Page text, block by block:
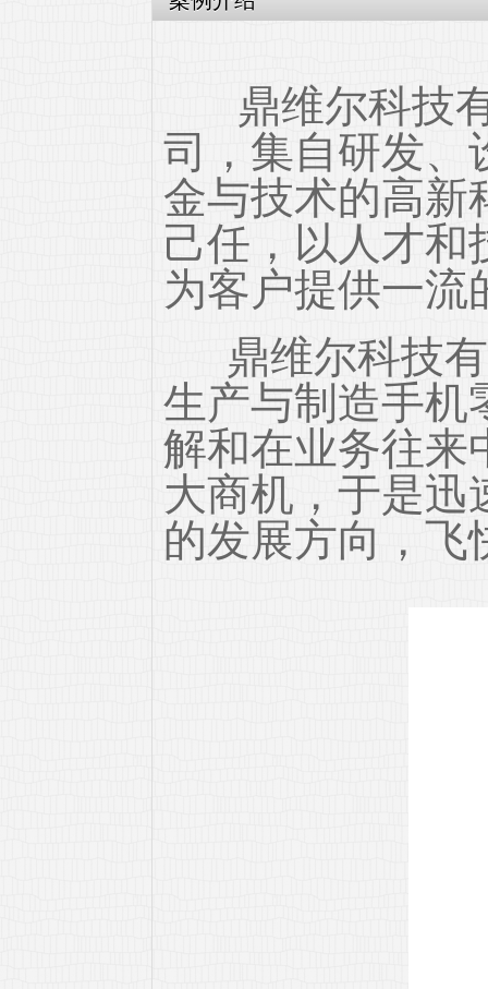
鼎维尔科技
司，集自研发、
金与技术的高新
己任，以人才和
为客户提供一流
鼎维尔科技
生产与制造手机
解和在业务往来
大商机，于是迅
的发展方向，飞